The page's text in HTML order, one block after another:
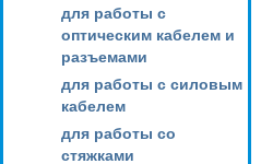
для работы с
оптическим кабелем и
разъемами
для работы с силовым
кабелем
для работы со
стяжками